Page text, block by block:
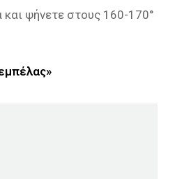
και ψήνετε στους 160-170°